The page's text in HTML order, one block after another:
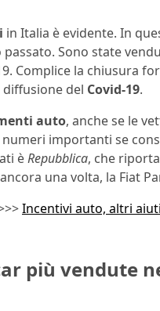
in Italia è evidente. In
passato. Sono state
Complice la chiusura
del Covid-19.
auto, anche se le
importanti se
èRepubblica, che
una volta, la Fiat
Incentivi auto, altri
più vendute